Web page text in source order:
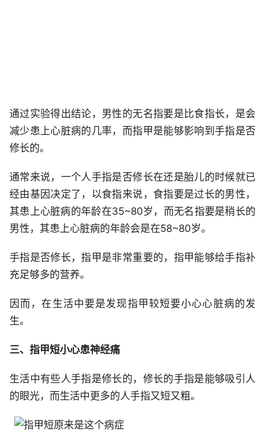
通过实验得出结论，男性的无名指要是比食指长，是会
减少患上心脏病的几率，而指甲是能够影响到手指是否
修长的。
通常来说，一个人手指是否修长在还是胎儿的时候就已
经由基因决定了，以食指来说，食指要是过长的男性，
其患上心脏病的年龄在35~80岁，而无名指要是稍长的
男性，其患上心脏病的年龄会是在58~80岁。
手指是否修长，指甲是非常重要的，指甲能够给手指补
充足够多的营养。
因而，在生活中要是发现指甲较短要小心心脏病的发
生。
三、指甲短小心患神经痛
生活中有些人手指是修长的，修长的手指是能够吸引人
的眼光，而生活中更多的人手指又短又粗。